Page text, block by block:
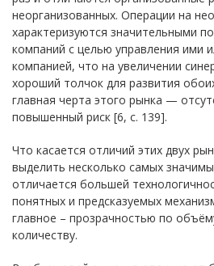
неорганизованных. Операции на
характеризуются значительными
компаний с целью управления ими
компанией, что на увеличении
хороший толчок для развития
главная черта этого рынка —
повышенный риск [6, с. 139].
Что касается отличий этих двух
выделить несколько самых
отличается большей
понятных и предсказуемых
главное – прозрачностью по
количеству.